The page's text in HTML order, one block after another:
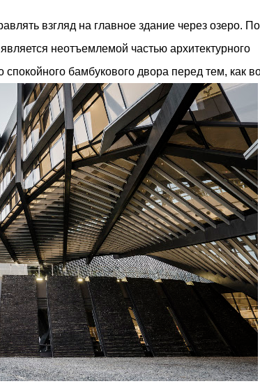
взгляд на главное здание через озеро.
неотъемлемой частью архитектурного
бамбукового двора перед тем, как